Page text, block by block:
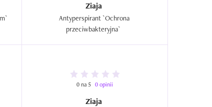
Ziaja
Antyperspirant `Ochrona
0 na 5 0 opinii
Ziaja